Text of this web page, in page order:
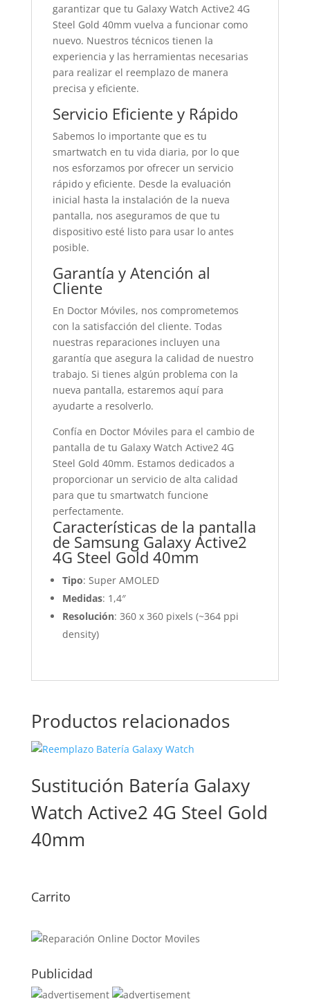
garantizar que tu Galaxy Watch Active2 4G
Steel Gold 40mm vuelva a funcionar como
nuevo. Nuestros técnicos tienen la
experiencia y las herramientas necesarias
para realizar el reemplazo de manera
precisa y eficiente.
Servicio Eficiente y Rápido
Sabemos lo importante que es tu
smartwatch en tu vida diaria, por lo que
nos esforzamos por ofrecer un servicio
rápido y eficiente. Desde la evaluación
inicial hasta la instalación de la nueva
pantalla, nos aseguramos de que tu
dispositivo esté listo para usar lo antes
posible.
Garantía y Atención al
Cliente
En Doctor Móviles, nos comprometemos
con la satisfacción del cliente. Todas
nuestras reparaciones incluyen una
garantía que asegura la calidad de nuestro
trabajo. Si tienes algún problema con la
nueva pantalla, estaremos aquí para
ayudarte a resolverlo.
Confía en Doctor Móviles para el cambio de
pantalla de tu Galaxy Watch Active2 4G
Steel Gold 40mm. Estamos dedicados a
proporcionar un servicio de alta calidad
para que tu smartwatch funcione
perfectamente.
Características de la pantalla
de Samsung Galaxy Active2
4G Steel Gold 40mm
Tipo: Super AMOLED
Medidas: 1,4″
Resolución: 360 x 360 pixels (~364 ppi
density)
Productos relacionados
Sustitución Batería Galaxy
Watch Active2 4G Steel Gold
40mm
Carrito
Publicidad